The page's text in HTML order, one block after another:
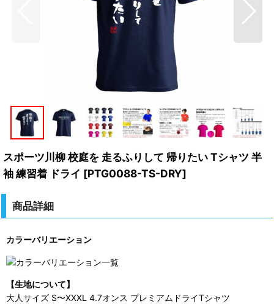
スポーツ川柳 校庭を 走るふりして 帰りたい Tシャツ 半
袖 練習着 ドライ [PTG0088-TS-DRY]
商品詳細
カラーバリエーション
【生地について】
大人サイズ S〜XXXL 4.7オンス プレミアムドライTシャツ